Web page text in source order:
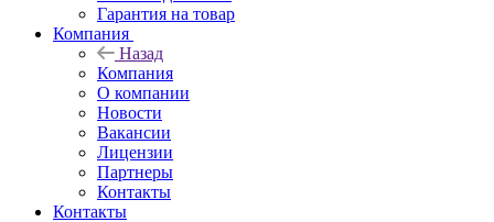
Гарантия на товар
Компания
Назад
Компания
О компании
Новости
Вакансии
Лицензии
Партнеры
Контакты
Контакты